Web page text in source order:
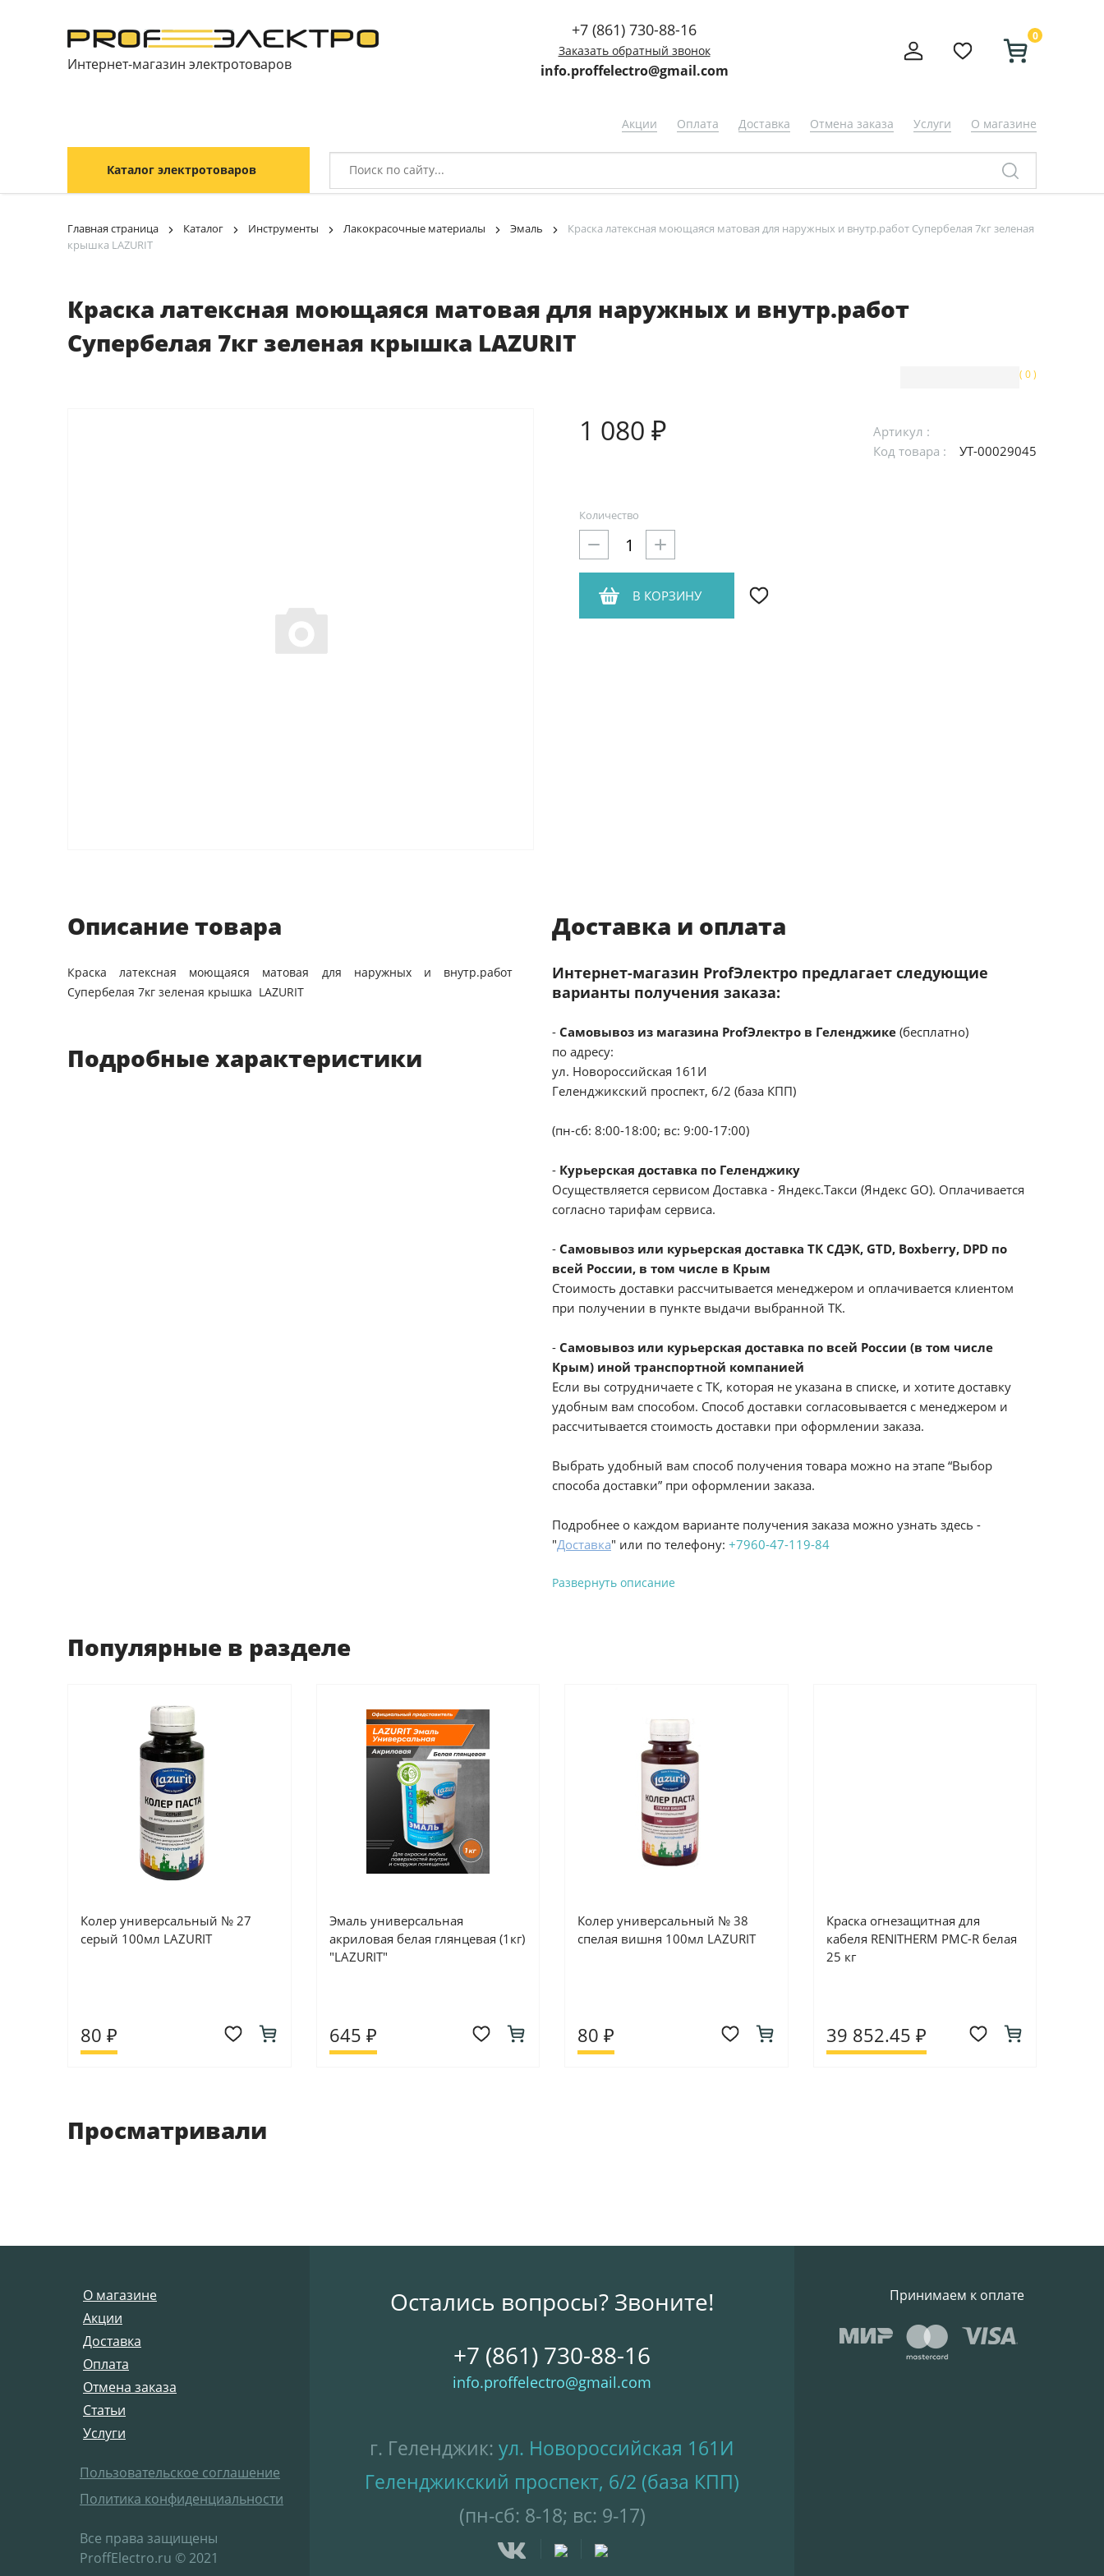
Интернет-магазин электротоваров
+7 (861) 730-88-16
Заказать обратный звонок
info.proffelectro@gmail.com
0
Акции Оплата Доставка Отмена заказа Услуги О магазине
Каталог электротоваров
Главная страница Каталог Инструменты Лакокрасочные материалы Эмаль
Краска латексная моющаяся матовая для наружных и внутр.работ Супербелая 7кг зеленая
крышка LAZURIT
Краска латексная моющаяся матовая для наружных и внутр.работ
Супербелая 7кг зеленая крышка LAZURIT
( 0 )
1 080 ₽
Артикул :
Код товара :
УТ-00029045
Количество
В КОРЗИНУ
Описание товара
Краска латексная моющаяся матовая для наружных и внутр.работ
Супербелая 7кг зеленая крышка LAZURIT
Подробные характеристики
Доставка и оплата
Интернет-магазин ProfЭлектро предлагает следующие
варианты получения заказа:
- Самовывоз из магазина ProfЭлектро в Геленджике (бесплатно)
по адресу:
ул. Новороссийская 161И
Геленджикский проспект, 6/2 (база КПП)
(пн-сб: 8:00-18:00; вс: 9:00-17:00)
- Курьерская доставка по Геленджику
Осуществляется сервисом Доставка - Яндекс.Такси (Яндекс GO). Оплачивается
согласно тарифам сервиса.
- Самовывоз или курьерская доставка ТК СДЭК, GTD, Boxberry, DPD по
всей России, в том числе в Крым
Стоимость доставки рассчитывается менеджером и оплачивается клиентом
при получении в пункте выдачи выбранной ТК.
- Самовывоз или курьерская доставка по всей России (в том числе
Крым) иной транспортной компанией
Если вы сотрудничаете с ТК, которая не указана в списке, и хотите доставку
удобным вам способом. Способ доставки согласовывается с менеджером и
рассчитывается стоимость доставки при оформлении заказа.
Выбрать удобный вам способ получения товара можно на этапе “Выбор
способа доставки” при оформлении заказа.
Подробнее о каждом варианте получения заказа можно узнать здесь -
"Доставка" или по телефону: +7960-47-119-84
ProffЭлектро по адресу Геленджикский проспект, 6/2 (база КПП)или по
адресу ул. Новороссийская 161И.
Для юридических лиц: переводом на расчетный счет при онлайн
оплате заказа на сайте.
Подробнее о способах оплаты можно узнать здесь - "Оплата"
Развернуть описание
Популярные в разделе
Колер универсальный № 27
серый 100мл LAZURIT
80 ₽
Эмаль универсальная
акриловая белая глянцевая (1кг)
"LAZURIT"
645 ₽
Колер универсальный № 38
спелая вишня 100мл LAZURIT
80 ₽
Краска огнезащитная для
кабеля RENITHERM PMC-R белая
25 кг
39 852.45 ₽
Просматривали
О магазине
Акции
Доставка
Оплата
Отмена заказа
Статьи
Услуги
Пользовательское соглашение
Политика конфиденциальности
Все права защищены
ProffElectro.ru © 2021
Остались вопросы? Звоните!
+7 (861) 730-88-16
info.proffelectro@gmail.com
г. Геленджик: ул. Новороссийская 161И
Геленджикский проспект, 6/2 (база КПП)
(пн-сб: 8-18; вс: 9-17)
Принимаем к оплате